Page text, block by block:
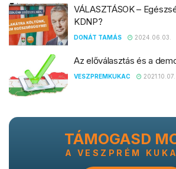
VÁLASZTÁSOK –
KDNP?
DONÁT TAMÁS 2024.06.03.
Az előválasztás és a
VESZPREMKUKAC 2021.10.07.
TÁMOGASD
A VESZPRÉM